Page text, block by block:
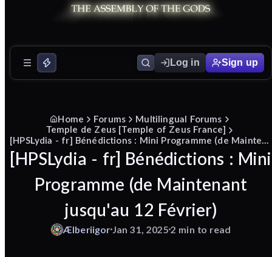
Log in Sign up
Home Forums
Multilingual Forums
Temple de Zeus [Temple of Zeus France]
[HPSLydia - fr] Bénédictions : Mini
Programme (de Maintenant
jusqu'au 12 Février)
ÆlberiigorJan 31, 2025 2 min to read